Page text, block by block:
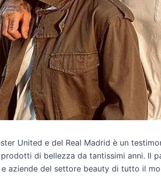
United e del Real Madrid è un
di bellezza da tantissimi anni. Il
aziende del settore beauty di tutto il